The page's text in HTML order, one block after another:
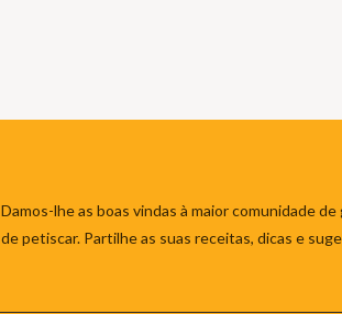
Damos-lhe as boas vindas à maior comunidade
de petiscar. Partilhe as suas receitas, dicas e